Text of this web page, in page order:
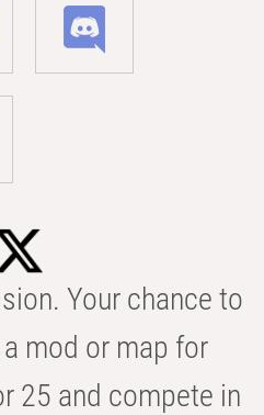
Your chance to
mod or map for
25 and compete in